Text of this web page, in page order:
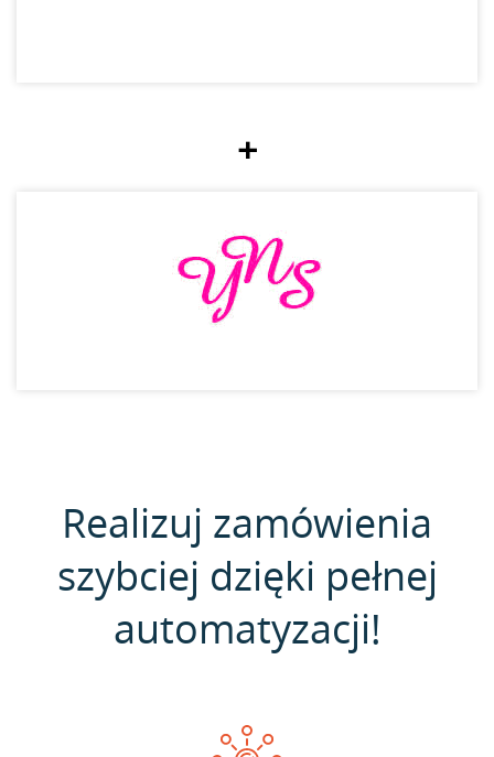
+
Realizuj zamówienia
szybciej dzięki pełnej
automatyzacji!